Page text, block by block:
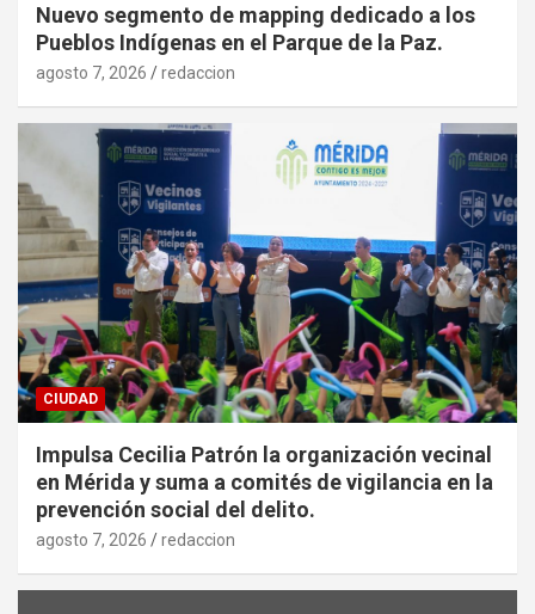
Nuevo segmento de mapping dedicado a los
Pueblos Indígenas en el Parque de la Paz.
agosto 7, 2026 redaccion
CIUDAD
Impulsa Cecilia Patrón la organización vecinal
en Mérida y suma a comités de vigilancia en la
prevención social del delito.
agosto 7, 2026 redaccion